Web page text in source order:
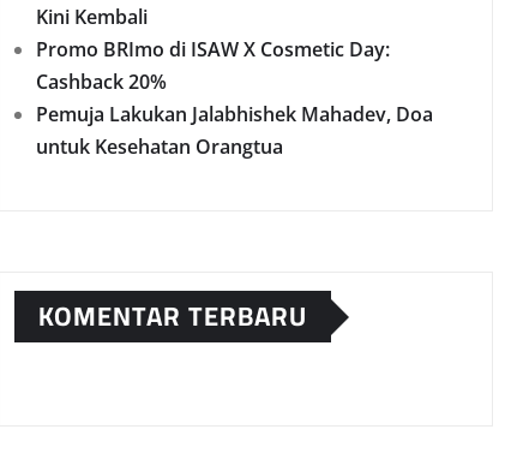
Kini Kembali
Promo BRImo di ISAW X Cosmetic Day:
Cashback 20%
Pemuja Lakukan Jalabhishek Mahadev, Doa
untuk Kesehatan Orangtua
KOMENTAR TERBARU